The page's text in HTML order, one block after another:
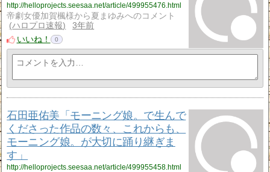
http://helloprojects.seesaa.net/article/499955476.html
帝劇女優加賀楓様から夏まゆみへのコメント
ハロプロ速報
3年前
いいね！
0
石田亜佑美「モーニング娘。で生んで
くださった作品の数々、これからも、
モーニング娘。が大切に踊り継ぎま
す」
http://helloprojects.seesaa.net/article/499955458.html